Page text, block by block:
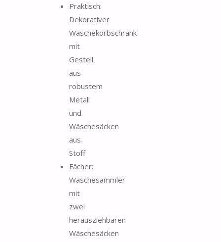
Praktisch:
Dekorativer
Wäschekorbschrank
mit
Gestell
aus
robustem
Metall
und
Wäschesäcken
aus
Stoff
Fächer:
Wäschesammler
mit
zwei
herausziehbaren
Wäschesäcken